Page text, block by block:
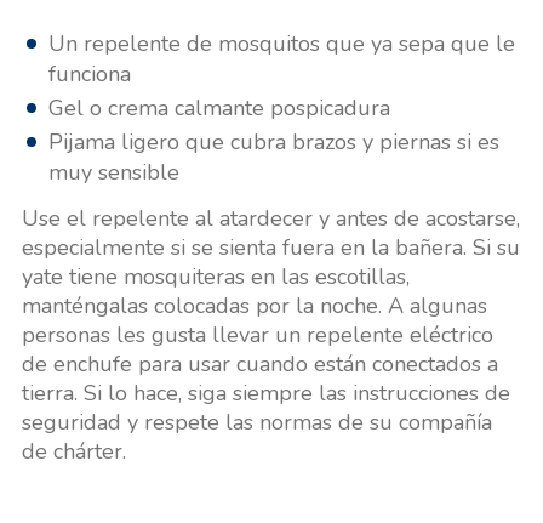
Un repelente de mosquitos que ya sepa que le
funciona
Gel o crema calmante pospicadura
Pijama ligero que cubra brazos y piernas si es
muy sensible
Use el repelente al atardecer y antes de acostarse,
especialmente si se sienta fuera en la bañera. Si su
yate tiene mosquiteras en las escotillas,
manténgalas colocadas por la noche. A algunas
personas les gusta llevar un repelente eléctrico
de enchufe para usar cuando están conectados a
tierra. Si lo hace, siga siempre las instrucciones de
seguridad y respete las normas de su compañía
de chárter.